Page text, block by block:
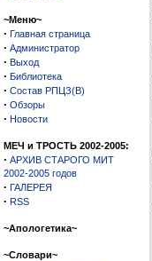
~Меню~
· Главная страница
· Администратор
· Выход
· Библиотека
· Состав РПЦЗ(В)
· Обзоры
· Новости
МЕЧ и ТРОСТЬ 2002-2005:
· АРХИВ СТАРОГО МИТ
2002-2005 годов
· ГАЛЕРЕЯ
· RSS
~Апологетика~
~Словари~